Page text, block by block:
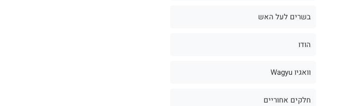
בשרים לעל האש
הודו
וואגיו Wagyu
חלקים אחוריים